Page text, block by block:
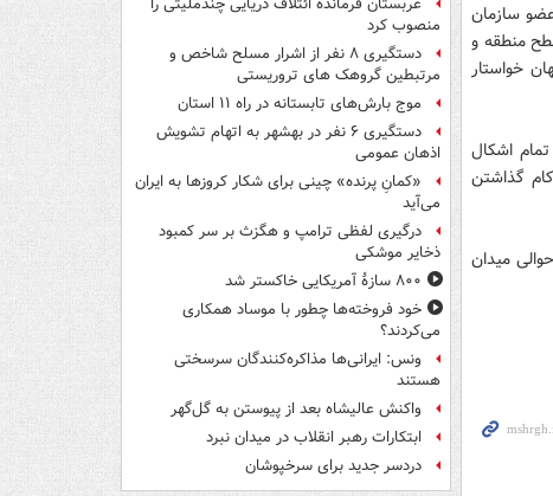
سازمان
منطقه و
خواستار
اشکال
گذاشتن
میدان
عربستان فرمانده ائتلاف دریایی چندملیتی را
منصوب کرد
دستگیری ۸ نفر از اشرار مسلح شاخص و
مرتبطین گروهک های تروریستی
موج بارش‌های تابستانه در راه ۱۱ استان
دستگیری ۶ نفر در بهشهر به اتهام تشویش
اذهان عمومی
«کمانِ پرنده» چینی برای شکار کروزها به ایران
می‌آید
درگیری لفظی ترامپ و هگزث بر سر کمبود
ذخایر موشکی
۸۰۰ سازۀ آمریکایی خاکستر شد
خود فروخته‌ها چطور با موساد همکاری
می‌کردند؟
ونس: ایرانی‌ها مذاکره‌کنندگان سرسختی
هستند
واکنش عالیشاه بعد از پیوستن به گل‌گهر
ابتکارات رهبر انقلاب در میدان نبرد
دردسر جدید برای سرخپوشان